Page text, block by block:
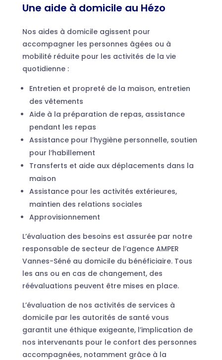
Une aide à domicile au Hézo
Nos aides à domicile agissent pour
accompagner les personnes âgées ou à
mobilité réduite pour les activités de la vie
quotidienne :
Entretien et propreté de la maison, entretien
des vêtements
Aide à la préparation de repas, assistance
pendant les repas
Assistance pour l’hygiène personnelle, soutien
pour l’habillement
Transferts et aide aux déplacements dans la
maison
Assistance pour les activités extérieures,
maintien des relations sociales
Approvisionnement
L’évaluation des besoins est assurée par notre
responsable de secteur de l’agence AMPER
Vannes-Séné au domicile du bénéficiaire. Tous
les ans ou en cas de changement, des
réévaluations peuvent être mises en place.
L’évaluation de nos activités de services à
domicile par les autorités de santé vous
garantit une éthique exigeante, l’implication de
nos intervenants pour le confort des personnes
accompagnées, notamment grâce à la